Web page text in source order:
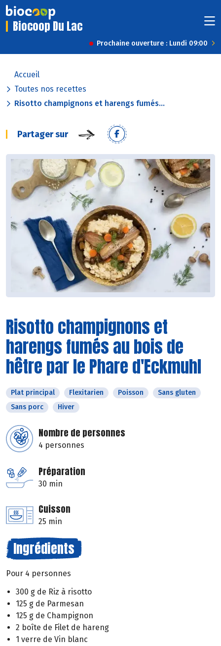
Biocoop Du Lac
Prochaine ouverture : Lundi 09:00
Accueil
Toutes nos recettes
Risotto champignons et harengs fumés...
Partager sur
Risotto champignons et
harengs fumés au bois de
hêtre par le Phare d'Eckmuhl
Plat principal Flexitarien Poisson
Sans gluten
Sans porc
Hiver
Nombre de personnes
4 personnes
Préparation
30 min
Cuisson
25 min
Ingrédients
Pour 4 personnes
300 g de Riz à risotto
125 g de Parmesan
125 g de Champignon
2 boîte de Filet de hareng
1 verre de Vin blanc